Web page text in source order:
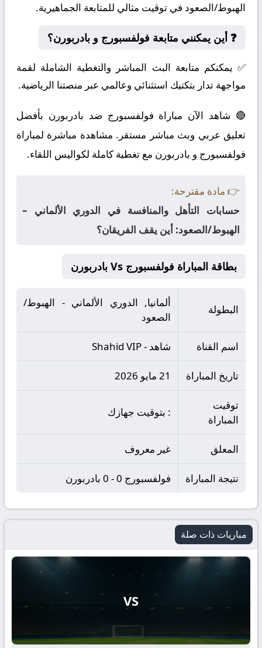
الهبوط/الصعود في توقيت مثالي للمتابعة الجماهيرية.
❓ أين يمكنني متابعة فولفسبورج و بادربورن؟
✅ يمكنكم متابعة البث المباشر والتغطية الشاملة لقمة
مواجهة تدار بتكتيك استثنائي وعالمي عبر منصتنا الرياضية.
🔴 شاهد الآن مباراة فولفسبورج ضد بادربورن بأفضل
تعليق عربي وبث مباشر مستقر. مشاهدة مباشرة لمباراة
فولفسبورج و بادربورن مع تغطية كاملة لكواليس اللقاء.
👉 مادة مقترحة:
حسابات التأهل والمنافسة في الدوري الألماني –
الهبوط/الصعود: أين يقف الفريقان؟
بطاقة المباراة فولفسبورج Vs بادربورن
البطولة
ألمانيا, الدوري الألماني - الهبوط/
الصعود
اسم القناة شاهد - Shahid VIP
تاريخ المباراة 21 مايو 2026
توقيت
المباراة
: بتوقيت جهازك
المعلق غير معروف
نتيجة المباراة فولفسبورج 0 - 0 بادربورن
مباريات ذات صلة
VS